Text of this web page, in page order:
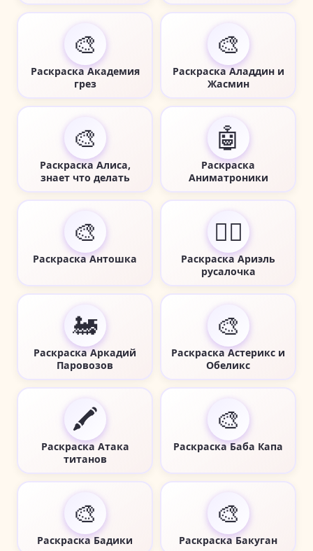
🎨
Раскраска Академия
грез
🎨
Раскраска Аладдин и
Жасмин
🎨
Раскраска Алиса,
знает что делать
🤖
Раскраска
Аниматроники
🎨
Раскраска Антошка
🧜‍♀️
Раскраска Ариэль
русалочка
🚂
Раскраска Аркадий
Паровозов
🎨
Раскраска Астерикс и
Обеликс
🖍️
Раскраска Атака
титанов
🎨
Раскраска Баба Капа
🎨
Раскраска Бадики
🎨
Раскраска Бакуган